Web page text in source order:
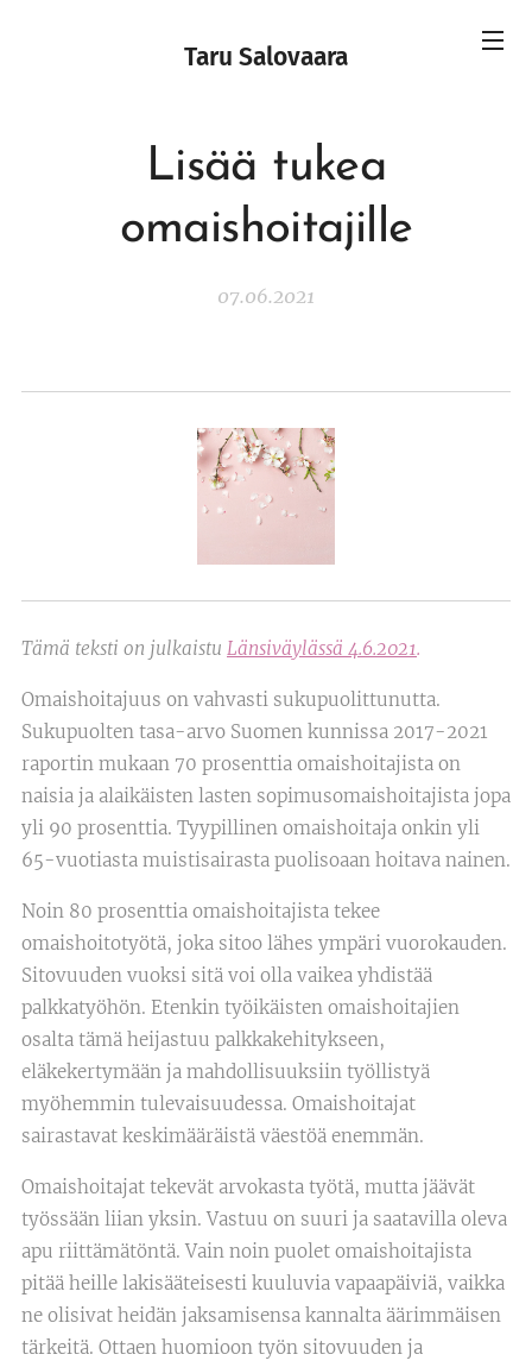
Taru Salovaara
Lisää tukea
omaishoitajille
07.06.2021
Tämä teksti on julkaistu Länsiväylässä 4.6.2021.
Omaishoitajuus on vahvasti sukupuolittunutta.
Sukupuolten tasa-arvo Suomen kunnissa 2017-2021
raportin mukaan 70 prosenttia omaishoitajista on
naisia ja alaikäisten lasten sopimusomaishoitajista jopa
yli 90 prosenttia. Tyypillinen omaishoitaja onkin yli
65-vuotiasta muistisairasta puolisoaan hoitava nainen.
Noin 80 prosenttia omaishoitajista tekee
omaishoitotyötä, joka sitoo lähes ympäri vuorokauden.
Sitovuuden vuoksi sitä voi olla vaikea yhdistää
palkkatyöhön. Etenkin työikäisten omaishoitajien
osalta tämä heijastuu palkkakehitykseen,
eläkekertymään ja mahdollisuuksiin työllistyä
myöhemmin tulevaisuudessa. Omaishoitajat
sairastavat keskimääräistä väestöä enemmän.
Omaishoitajat tekevät arvokasta työtä, mutta jäävät
työssään liian yksin. Vastuu on suuri ja saatavilla oleva
apu riittämätöntä. Vain noin puolet omaishoitajista
pitää heille lakisääteisesti kuuluvia vapaapäiviä, vaikka
ne olisivat heidän jaksamisensa kannalta äärimmäisen
tärkeitä. Ottaen huomioon työn sitovuuden ja